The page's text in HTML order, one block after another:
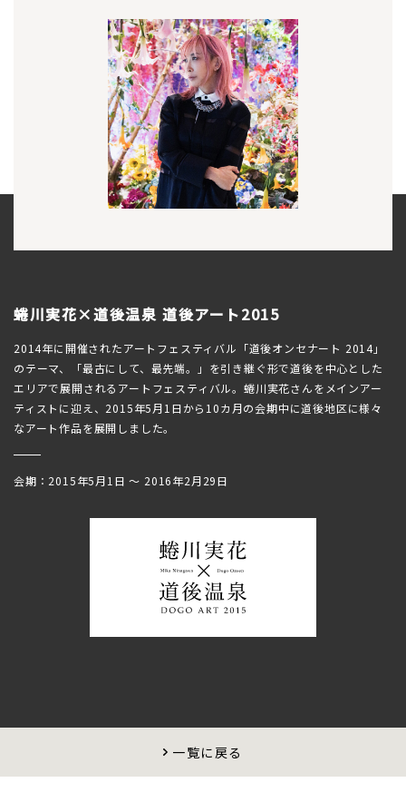
蜷川実花×道後温泉 道後アート2015
2014年に開催されたアートフェスティバル「道後オンセナート 2014」
のテーマ、「最古にして、最先端。」を引き継ぐ形で道後を中心とした
エリアで展開されるアートフェスティバル。蜷川実花さんをメインアー
ティストに迎え、2015年5月1日から10カ月の会期中に道後地区に様々
なアート作品を展開しました。
会期：2015年5月1日 〜 2016年2月29日
一覧に戻る